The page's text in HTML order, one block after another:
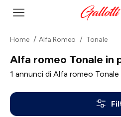
Home Alfa Romeo Tonale
Alfa romeo Tonale in
1 annunci di Alfa romeo